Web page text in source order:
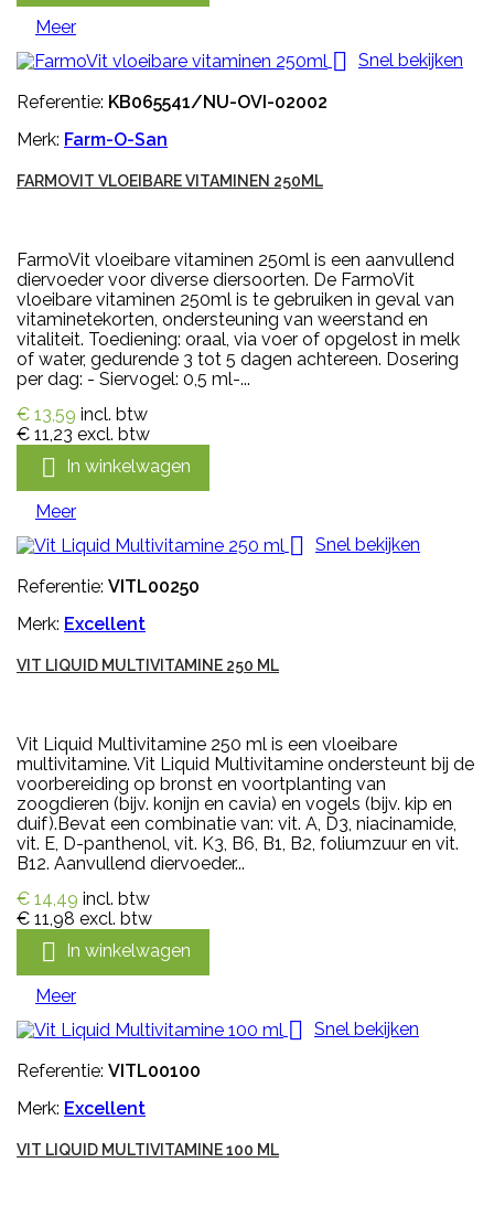
Meer
 Snel bekijken
Referentie: KB065541/NU-OVI-02002
Merk: Farm-O-San
FARMOVIT VLOEIBARE VITAMINEN 250ML
FarmoVit vloeibare vitaminen 250ml is een aanvullend
diervoeder voor diverse diersoorten. De FarmoVit
vloeibare vitaminen 250ml is te gebruiken in geval van
vitaminetekorten, ondersteuning van weerstand en
vitaliteit. Toediening: oraal, via voer of opgelost in melk
of water, gedurende 3 tot 5 dagen achtereen. Dosering
per dag: - Siervogel: 0,5 ml-...
€ 13,59 incl. btw
€ 11,23 excl. btw
 In winkelwagen
Meer
 Snel bekijken
Referentie: VITL00250
Merk: Excellent
VIT LIQUID MULTIVITAMINE 250 ML
Vit Liquid Multivitamine 250 ml is een vloeibare
multivitamine. Vit Liquid Multivitamine ondersteunt bij de
voorbereiding op bronst en voortplanting van
zoogdieren (bijv. konijn en cavia) en vogels (bijv. kip en
duif).Bevat een combinatie van: vit. A, D3, niacinamide,
vit. E, D-panthenol, vit. K3, B6, B1, B2, foliumzuur en vit.
B12. Aanvullend diervoeder...
€ 14,49 incl. btw
€ 11,98 excl. btw
 In winkelwagen
Meer
 Snel bekijken
Referentie: VITL00100
Merk: Excellent
VIT LIQUID MULTIVITAMINE 100 ML